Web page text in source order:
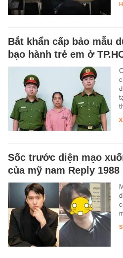
Bắt khẩn cấp bảo mẫu
bạo hành trẻ em ở
Sốc trước diện mạo
của mỹ nam Reply 1988